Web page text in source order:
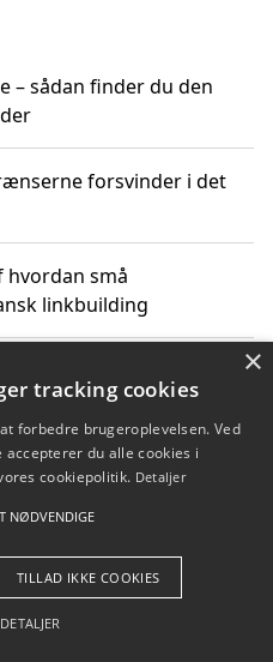
– sådan finder du den
forsvinder i det
hvordan små
linkbuilding
ekspert og vælg den
din løsning
- Pilanto Aps
×
tracking cookies
forbedre brugeroplevelsen. Ved
du alle cookies i
cookiepolitik. Detaljer
NØDVENDIGE
TILLAD IKKE COOKIES